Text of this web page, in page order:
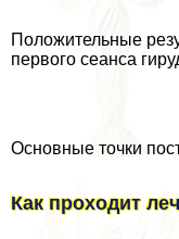
Положительные
первого сеанса
Основные точки
Как проходит